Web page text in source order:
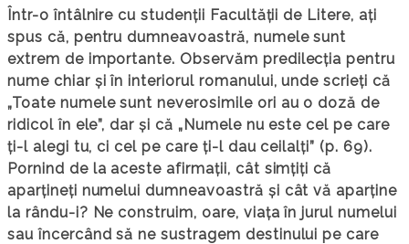
Într-o întâlnire cu studenții Facultății de Litere, ați
spus că, pentru dumneavoastră, numele sunt
extrem de importante. Observăm predilecția pentru
nume chiar și în interiorul romanului, unde scrieți că
„Toate numele sunt neverosimile ori au o doză de
ridicol în ele”, dar și că „Numele nu este cel pe care
ți-l alegi tu, ci cel pe care ți-l dau ceilalți” (p. 69).
Pornind de la aceste afirmații, cât simțiți că
aparțineți numelui dumneavoastră și cât vă aparține
la rându-i? Ne construim, oare, viața în jurul numelui
sau încercând să ne sustragem destinului pe care